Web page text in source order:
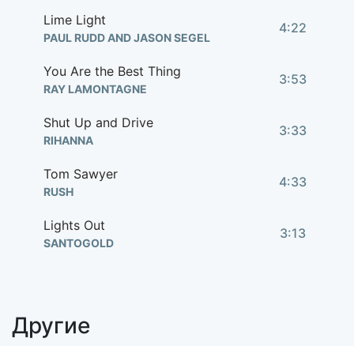
Lime Light
PAUL RUDD AND JASON SEGEL
4:22
You Are the Best Thing
RAY LAMONTAGNE
3:53
Shut Up and Drive
RIHANNA
3:33
Tom Sawyer
RUSH
4:33
Lights Out
SANTOGOLD
3:13
Let The Good Times Roll
Другие